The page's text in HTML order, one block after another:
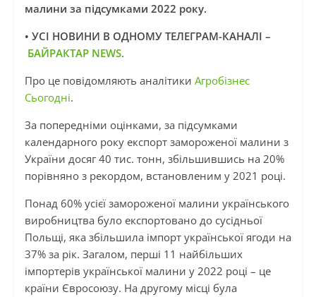
малини за підсумками 2022 року.
• УСІ НОВИНИ В ОДНОМУ ТЕЛЕГРАМ-КАНАЛІ –
БАЙРАКТАР NEWS.
Про це повідомляють аналітики Агробізнес
Сьогодні.
За попередніми оцінками, за підсумками
календарного року експорт замороженої малини з
України досяг 40 тис. тонн, збільшившись на 20%
порівняно з рекордом, встановленим у 2021 році.
Понад 60% усієї замороженої малини українського
виробництва було експортовано до сусідньої
Польщі, яка збільшила імпорт української ягоди на
37% за рік. Загалом, перші 11 найбільших
імпортерів української малини у 2022 році – це
країни Євросоюзу. На другому місці була